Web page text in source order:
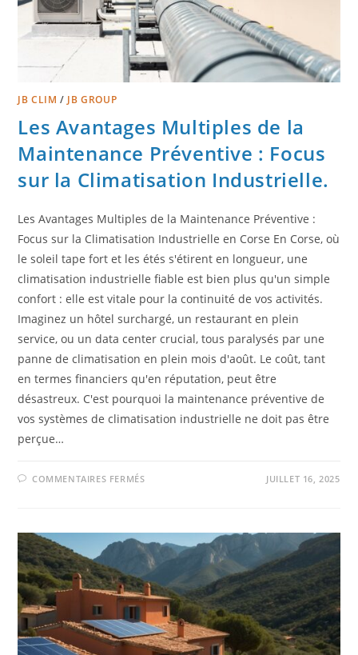
JB CLIM / JB GROUP
Les Avantages Multiples de la
Maintenance Préventive : Focus
sur la Climatisation Industrielle.
Les Avantages Multiples de la Maintenance Préventive :
Focus sur la Climatisation Industrielle en Corse En Corse, où
le soleil tape fort et les étés s'étirent en longueur, une
climatisation industrielle fiable est bien plus qu'un simple
confort : elle est vitale pour la continuité de vos activités.
Imaginez un hôtel surchargé, un restaurant en plein
service, ou un data center crucial, tous paralysés par une
panne de climatisation en plein mois d'août. Le coût, tant
en termes financiers qu'en réputation, peut être
désastreux. C'est pourquoi la maintenance préventive de
vos systèmes de climatisation industrielle ne doit pas être
perçue…
COMMENTAIRES FERMÉS JUILLET 16, 2025